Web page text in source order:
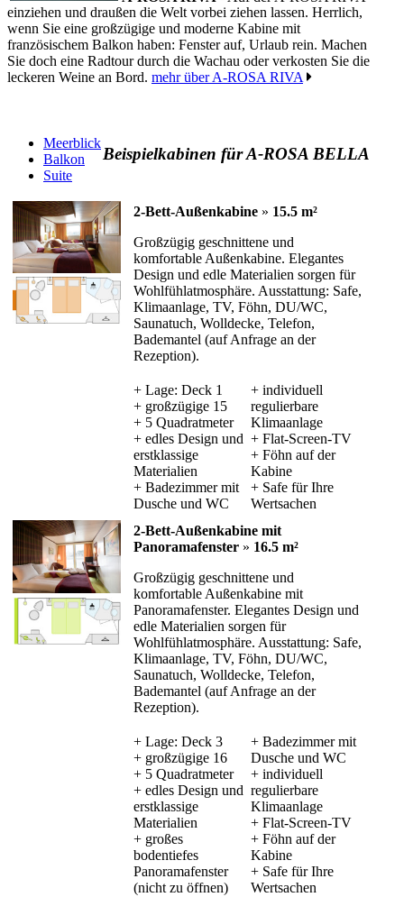
einziehen und draußen die Welt vorbei ziehen lassen. Herrlich,
wenn Sie eine großzügige und moderne Kabine mit
französischem Balkon haben: Fenster auf, Urlaub rein. Machen
Sie doch eine Radtour durch die Wachau oder verkosten Sie die
leckeren Weine an Bord. mehr über A-ROSA RIVA
Beispielkabinen für A-ROSA BELLA
Meerblick
Balkon
Suite
2-Bett-Außenkabine » 15.5 m²
Großzügig geschnittene und
komfortable Außenkabine. Elegantes
Design und edle Materialien sorgen für
Wohlfühlatmosphäre. Ausstattung: Safe,
Klimaanlage, TV, Föhn, DU/WC,
Saunatuch, Wolldecke, Telefon,
Bademantel (auf Anfrage an der
Rezeption).
+ Lage: Deck 1
+ großzügige 15
+ 5 Quadratmeter
+ edles Design und
erstklassige
Materialien
+ Badezimmer mit
Dusche und WC
+ individuell
regulierbare
Klimaanlage
+ Flat-Screen-TV
+ Föhn auf der
Kabine
+ Safe für Ihre
Wertsachen
2-Bett-Außenkabine mit
Panoramafenster » 16.5 m²
Großzügig geschnittene und
komfortable Außenkabine mit
Panoramafenster. Elegantes Design und
edle Materialien sorgen für
Wohlfühlatmosphäre. Ausstattung: Safe,
Klimaanlage, TV, Föhn, DU/WC,
Saunatuch, Wolldecke, Telefon,
Bademantel (auf Anfrage an der
Rezeption).
+ Lage: Deck 3
+ großzügige 16
+ 5 Quadratmeter
+ edles Design und
erstklassige
Materialien
+ großes
bodentiefes
Panoramafenster
(nicht zu öffnen)
+ Badezimmer mit
Dusche und WC
+ individuell
regulierbare
Klimaanlage
+ Flat-Screen-TV
+ Föhn auf der
Kabine
+ Safe für Ihre
Wertsachen